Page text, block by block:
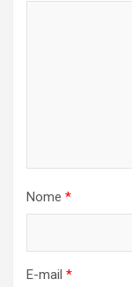
Nome *
E-mail *